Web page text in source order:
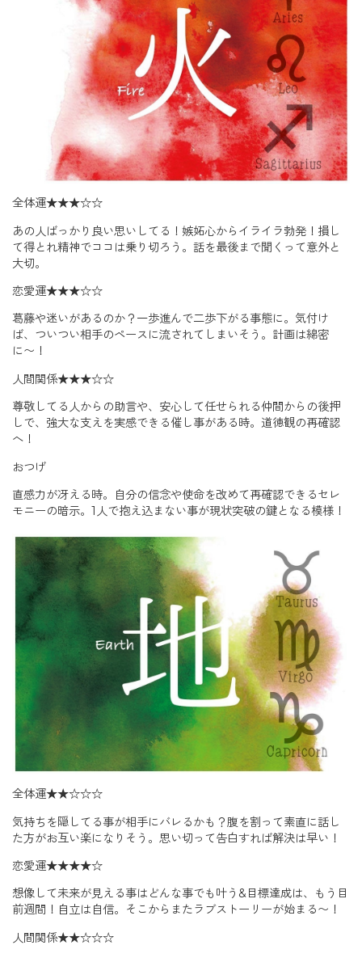
全体運★★★☆☆
あの人ばっかり良い思いしてる！嫉妬心からイライラ勃発！損し
て得とれ精神でココは乗り切ろう。話を最後まで聞くって意外と
大切。
恋愛運★★★☆☆
葛藤や迷いがあるのか？一歩進んで二歩下がる事態に。気付け
ば、ついつい相手のペースに流されてしまいそう。計画は綿密
に〜！
人間関係★★★☆☆
尊敬してる人からの助言や、安心して任せられる仲間からの後押
しで、強大な支えを実感できる催し事がある時。道徳観の再確認
へ！
おつげ
直感力が冴える時。自分の信念や使命を改めて再確認できるセレ
モニーの暗示。1人で抱え込まない事が現状突破の鍵となる模様！
全体運★★☆☆☆
気持ちを隠してる事が相手にバレるかも？腹を割って素直に話し
た方がお互い楽になりそう。思い切って告白すれば解決は早い！
恋愛運★★★★☆
想像して未来が見える事はどんな事でも叶う&目標達成は、もう目
前週間！自立は自信。そこからまたラブストーリーが始まる〜！
人間関係★★☆☆☆